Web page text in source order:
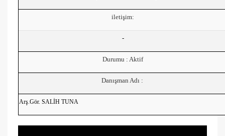
iletişim:
-
Durumu : Aktif
Danışman Adı :
Arş.Gör. SALİH TUNA